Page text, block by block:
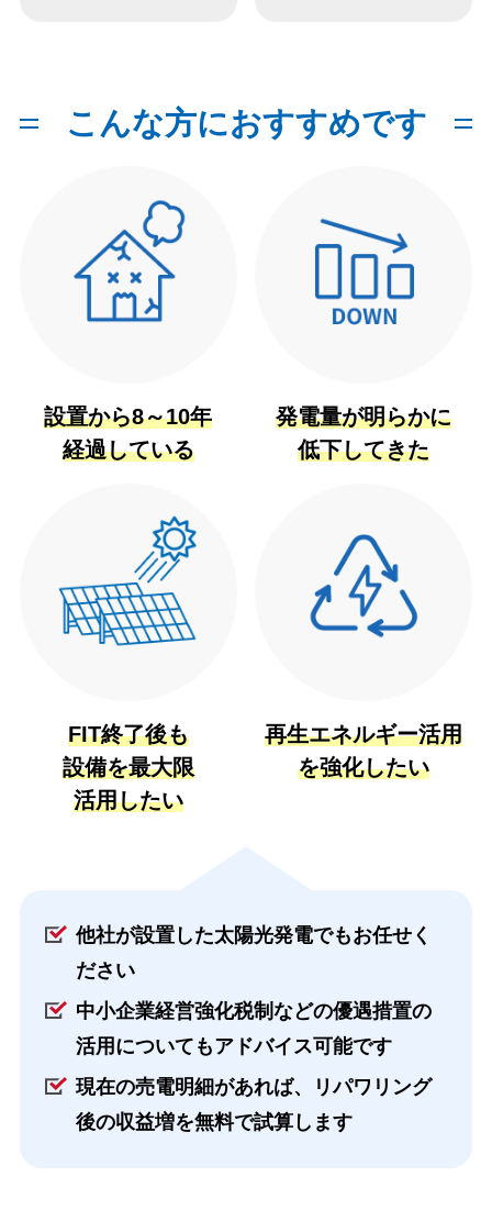
こんな方におすすめです
設置から8～10年
経過している
発電量が明らかに
低下してきた
FIT終了後も
設備を最大限
活用したい
再生エネルギー活用
を強化したい
他社が設置した太陽光発電でもお任せく
ださい
中小企業経営強化税制などの優遇措置の
活用についてもアドバイス可能です
現在の売電明細があれば、リパワリング
後の収益増を無料で試算します